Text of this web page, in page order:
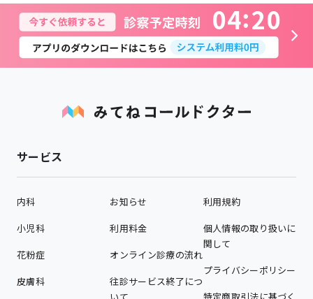
04 20
サービス
内科
小児科
花粉症
皮膚科
お知らせ
利用料金
オンライン診療の流れ
往診サービス終了につ
いて
利用規約
個人情報の取り扱いに
関して
プライバシーポリシー
特定商取引法に基づく